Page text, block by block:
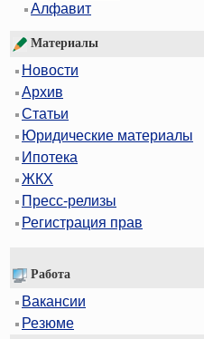
Алфавит
Материалы
Новости
Архив
Статьи
Юридические материалы
Ипотека
ЖКХ
Пресс-релизы
Регистрация прав
Работа
Вакансии
Резюме